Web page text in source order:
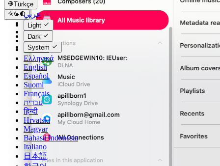
Türkçe
عربي
Català
Čeština
Dansk
Deutsch
Ελληνικά
English
Español
Suomi
Français
עברית
हिन्दी
Hrvatski
Magyar
Bahasa Indonesia
Italiano
日本語
Light
Dark
System